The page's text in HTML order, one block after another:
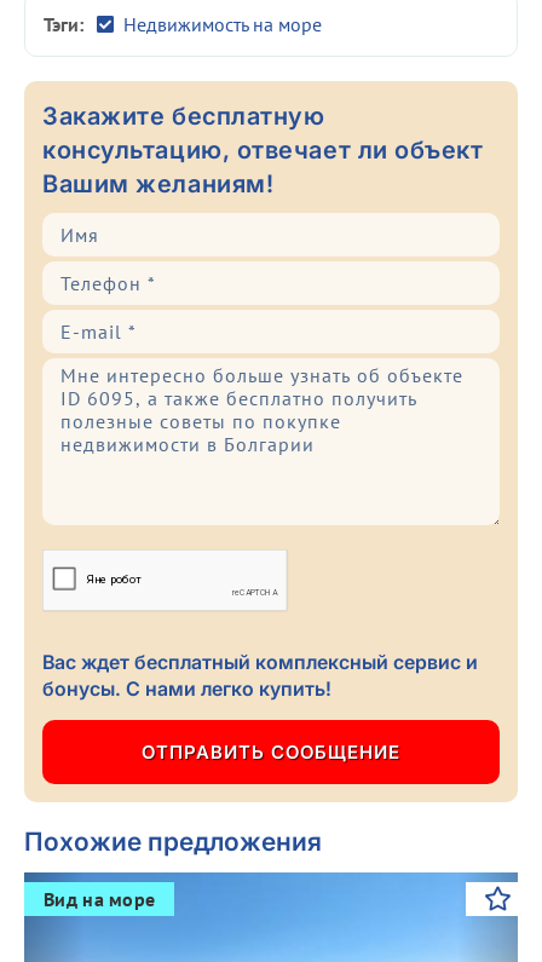
Тэги: Недвижимость на море
Закажите бесплатную
консультацию, отвечает ли объект
Вашим желаниям!
Вас ждет бесплатный комплексный сервис и
бонусы. С нами легко купить!
Похожие предложения
Previous Next
Вид на море